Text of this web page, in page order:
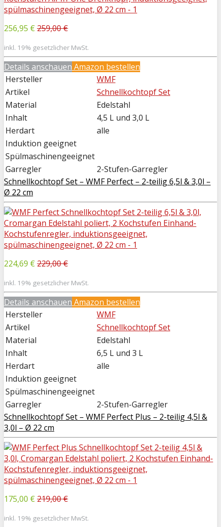
256,95 € 259,00 €
inkl. 19% gesetzlicher MwSt.
Details anschauen Amazon bestellen
Hersteller
WMF
Artikel
Schnellkochtopf Set
Material
Edelstahl
Inhalt
4,5 L und 3,0 L
Herdart
alle
Induktion geeignet
Spülmaschinengeeignet
Garregler
2-Stufen-Garregler
Schnellkochtopf Set – WMF Perfect – 2-teilig 6,5l & 3,0l –
Ø 22 cm
224,69 € 229,00 €
inkl. 19% gesetzlicher MwSt.
Details anschauen Amazon bestellen
Hersteller
WMF
Artikel
Schnellkochtopf Set
Material
Edelstahl
Inhalt
6,5 L und 3 L
Herdart
alle
Induktion geeignet
Spülmaschinengeeignet
Garregler
2-Stufen-Garregler
Schnellkochtopf Set – WMF Perfect Plus – 2-teilig 4,5l &
3,0l – Ø 22 cm
175,00 € 219,00 €
inkl. 19% gesetzlicher MwSt.